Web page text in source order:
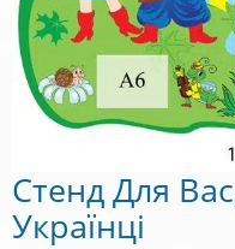
Стенд Для
Українці